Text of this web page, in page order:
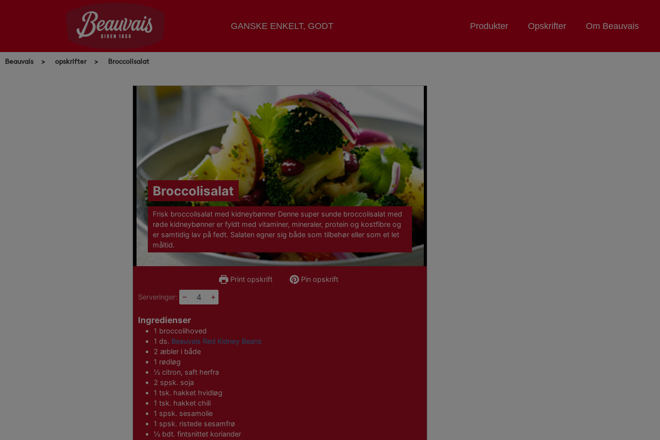
GANSKE ENKELT, GODT Produkter Opskrifter Om Beauvais
Beauvais > opskrifter> Broccolisalat
Broccolisalat
Frisk broccolisalat med kidneybønner Denne super sunde broccolisalat med
røde kidneybønner er fyldt med vitaminer, mineraler, protein og kostfibre og
er samtidig lav på fedt. Salaten egner sig både som tilbehør eller som et let
måltid.
Print opskrift Pin opskrift
Serveringer: – +
Ingredienser
1 broccolihoved
1 ds. Beauvais Red Kidney Beans
2 æbler i både
1 rødløg
½ citron, saft herfra
2 spsk. soja
1 tsk. hakket hvidløg
1 tsk. hakket chili
1 spsk. sesamolie
1 spsk. ristede sesamfrø
½ bdt. fintsnittet koriander